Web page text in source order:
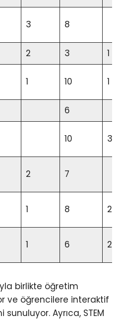
3 8
2 3
1
1 10 1
6
10 3
2 7
1 8 2
1 6 2
birlikte öğretim
ve öğrencilere interaktif
Ayrıca, STEM